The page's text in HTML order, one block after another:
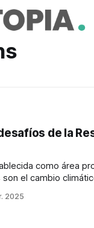
de la
como área
el cambio
2025